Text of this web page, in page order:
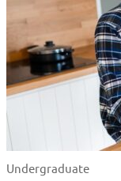
Undergraduate